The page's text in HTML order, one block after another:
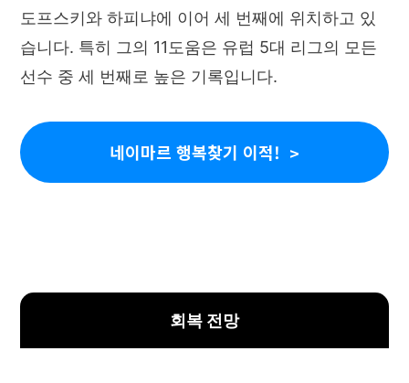
도프스키와 하피냐에 이어 세 번째에 위치하고 있
습니다. 특히 그의 11도움은 유럽 5대 리그의 모든
선수 중 세 번째로 높은 기록입니다.
네이마르 행복찾기 이적!
회복 전망